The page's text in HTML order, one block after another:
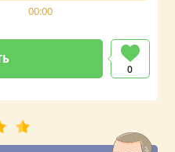
00:00
0